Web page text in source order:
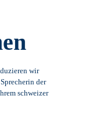
wir
der
schweizer